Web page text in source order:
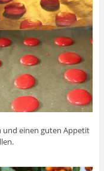
und einen guten Appetit